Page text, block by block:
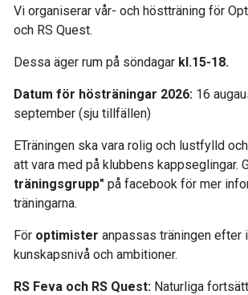
Vi organiserar vår- och höstträning för
och RS Quest.
Dessa äger rum på söndagar kl.15-18.
Datum för hösträningar 2026: 16
september (sju tillfällen)
ETräningen ska vara rolig och lustfylld
att vara med på klubbens kappseglingar.
träningsgrupp" på facebook för mer
träningarna.
För optimister anpassas träningen efter
kunskapsnivå och ambitioner.
RS Feva och RS Quest: Naturliga